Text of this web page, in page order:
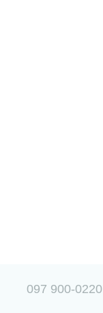
097 900-0220